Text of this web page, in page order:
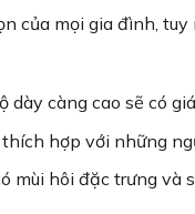
của mọi gia đình,
dày càng cao sẽ có
hợp với những
mùi hôi đặc trưng và